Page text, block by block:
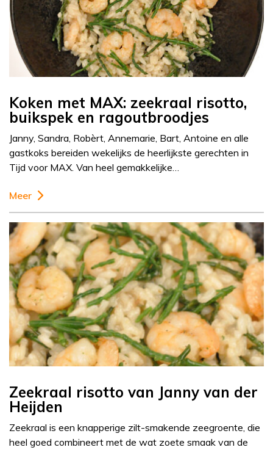
Koken met MAX: zeekraal risotto,
buikspek en ragoutbroodjes
Janny, Sandra, Robèrt, Annemarie, Bart, Antoine en alle
gastkoks bereiden wekelijks de heerlijkste gerechten in
Tijd voor MAX. Van heel gemakkelijke…
Meer
Zeekraal risotto van Janny van der
Heijden
Zeekraal is een knapperige zilt-smakende zeegroente, die
heel goed combineert met de wat zoete smaak van de